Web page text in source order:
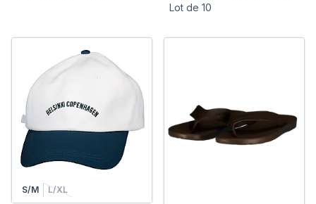
Lot de 10
S/M L/XL